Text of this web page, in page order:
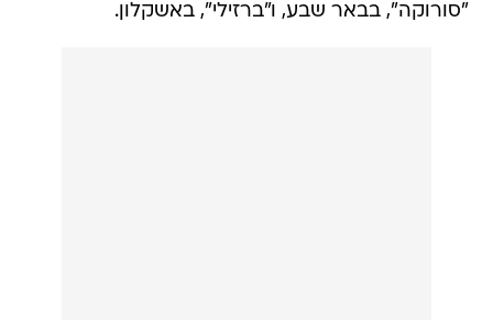
"סורוקה", בבאר שבע, ו"ברזילי", באשקלון.